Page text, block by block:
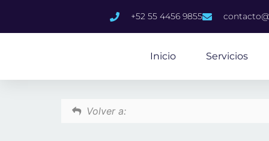
+52 55 4456 9855
Inicio Servicios
Volver a: